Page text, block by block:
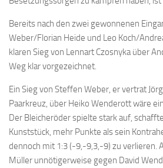
Bereits nach den zwei gewonnenen
Weber/Florian Heide und Leo Koch/
klaren Sieg von Lennart Czosnyka über
Weg klar vorgezeichnet.
Ein Sieg von Steffen Weber, er vertrat
Paarkreuz, über Heiko Wenderott wäre
Der Bleicheröder spielte stark auf,
Kunststück, mehr Punkte als sein
dennoch mit 1:3 (-9,-9,3,-9) zu verlieren.
Müller unnötigerweise gegen David